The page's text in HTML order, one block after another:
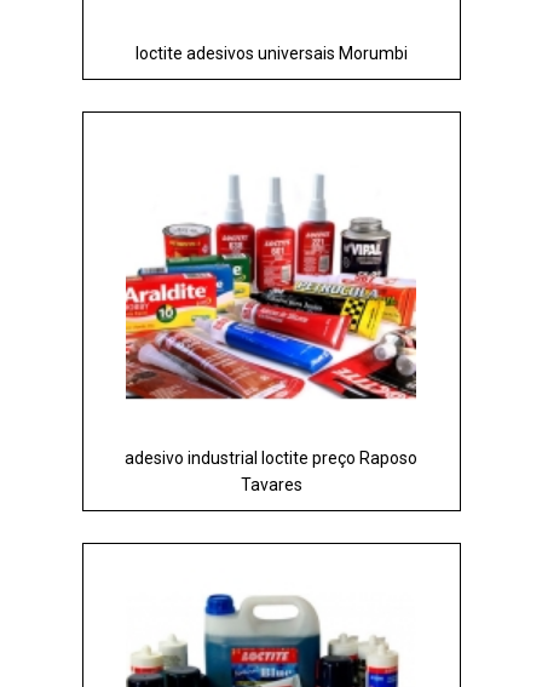
loctite adesivos universais Morumbi
adesivo industrial loctite preço Raposo
Tavares